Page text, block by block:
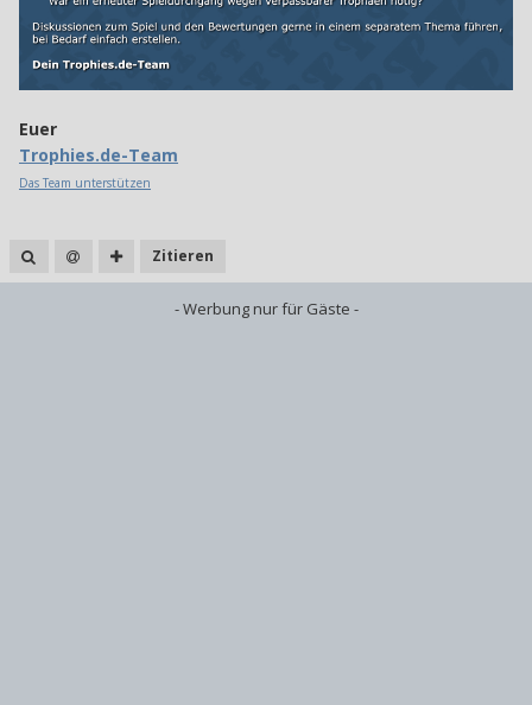
Euer
Trophies.de-Team
Das Team unterstützen
Zitieren
- Werbung nur für Gäste -